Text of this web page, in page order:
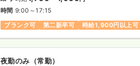
時間 9:00～17:15
ブランク可
第二新卒可 時給1,900円以上可
夜勤のみ（常勤）